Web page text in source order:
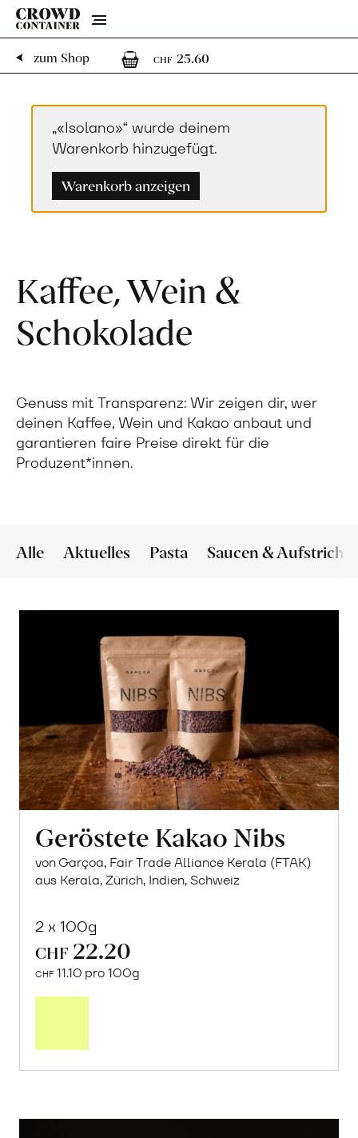
Menu
zum Shop
CHF 25.60
„«Isolano»“ wurde deinem
Warenkorb hinzugefügt.
Warenkorb anzeigen
Kaffee, Wein &
Schokolade
Genuss mit Transparenz: Wir zeigen dir, wer
deinen Kaffee, Wein und Kakao anbaut und
garantieren faire Preise direkt für die
Produzent*innen.
Alle Aktuelles Pasta Saucen & Aufstriche
Geröstete Kakao Nibs
von Garçoa, Fair Trade Alliance Kerala (FTAK)
aus Kerala, Zürich, Indien, Schweiz
2 x 100g
CHF 22.20
CHF 11.10 pro 100g